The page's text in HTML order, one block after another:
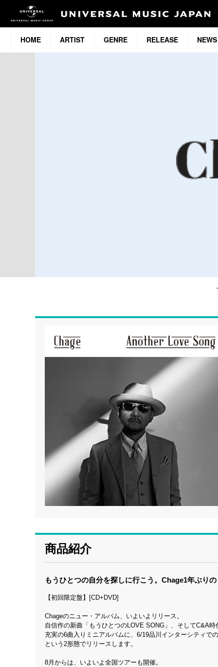
HOME ARTIST GENRE RELEASE NEWS
商品紹介
もうひとつの自分を探しに行こう。Chage1年ぶり
【初回限定盤】[CD+DVD]
Chageのニュー・アルバム、いよいよリリース。
自信作の新曲「もうひとつのLOVE SONG」、そしてC&A
充実の6曲入りミニアルバムに、6/19品川インターシティで
という2形態でリリースします。
8月からは、いよいよ全国ツアーも開催。